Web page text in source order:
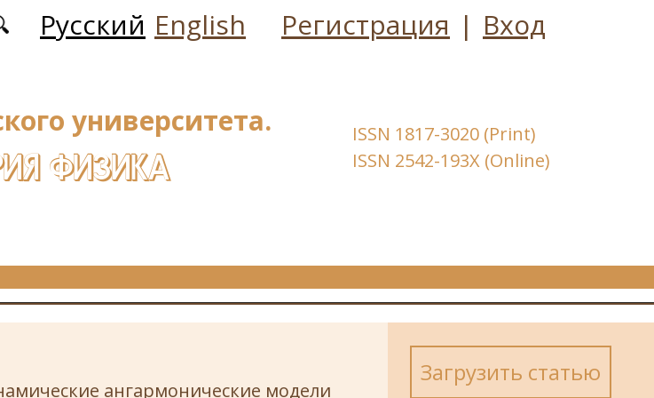
Русский English Регистрация | Вход
университета.
ФИЗИКА
ISSN 1817-3020 (Print)
ISSN 2542-193X (Online)
ангармонические модели
Загрузить статью